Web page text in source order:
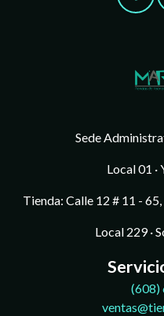
Sede
Local 01 ·
Tienda: Calle 12 # 11 -
Local 229 ·
(608)